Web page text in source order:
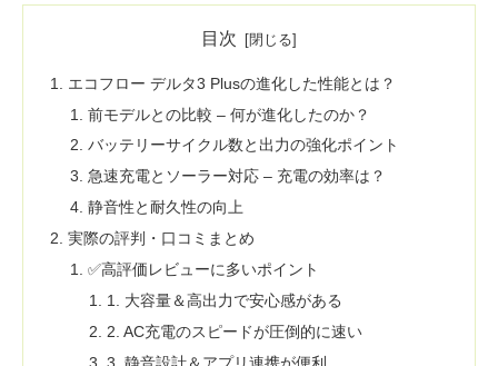
目次
エコフロー デルタ3 Plusの進化した性能とは？
前モデルとの比較 – 何が進化したのか？
バッテリーサイクル数と出力の強化ポイント
急速充電とソーラー対応 – 充電の効率は？
静音性と耐久性の向上
実際の評判・口コミまとめ
✅高評価レビューに多いポイント
1. 大容量＆高出力で安心感がある
2. AC充電のスピードが圧倒的に速い
3. 静音設計＆アプリ連携が便利